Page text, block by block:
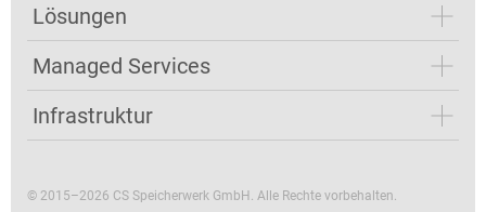
Lösungen
Managed Services
Infrastruktur
© 2015–2026 CS Speicherwerk GmbH. Alle Rechte vorbehalten.